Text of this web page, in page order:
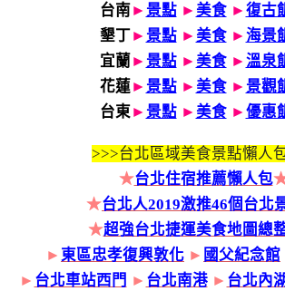
台南► 景點 ► 美食► 復古
墾丁► 景點 ► 美食► 海景
宜蘭 ► 景點 ► 美食► 溫泉
花蓮► 景點 ► 美食► 景觀
台東► 景點 ► 美食► 優惠
>>>台北區域美食景點懶人
★台北住宿推薦懶人包
★台北人2019激推46個台北
★超強台北捷運美食地圖總
► 東區忠孝復興敦化 ► 國父紀念館
► 台北車站西門 ► 台北南港 ► 台北內